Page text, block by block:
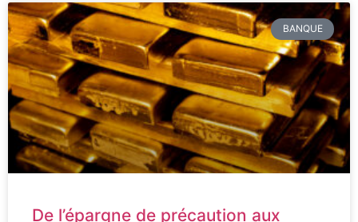
BANQUE
De l’épargne de précaution aux